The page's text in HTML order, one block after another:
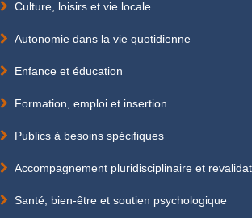
Culture, loisirs et vie locale
Autonomie dans la vie quotidienne
Enfance et éducation
Formation, emploi et insertion
Publics à besoins spécifiques
Accompagnement pluridisciplinaire et
Santé, bien-être et soutien psychologique